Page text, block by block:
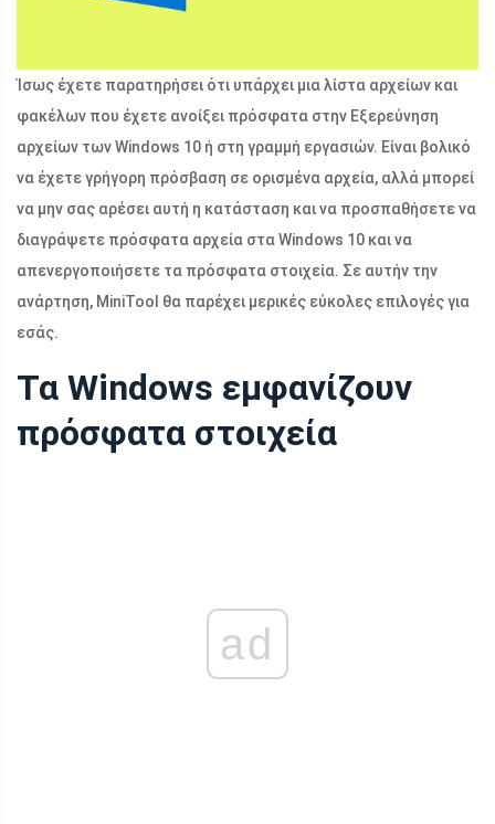
Ίσως έχετε παρατηρήσει ότι υπάρχει μια λίστα αρχείων και
φακέλων που έχετε ανοίξει πρόσφατα στην Εξερεύνηση
αρχείων των Windows 10 ή στη γραμμή εργασιών. Είναι βολικό
να έχετε γρήγορη πρόσβαση σε ορισμένα αρχεία, αλλά μπορεί
να μην σας αρέσει αυτή η κατάσταση και να προσπαθήσετε να
διαγράψετε πρόσφατα αρχεία στα Windows 10 και να
απενεργοποιήσετε τα πρόσφατα στοιχεία. Σε αυτήν την
ανάρτηση, MiniTool θα παρέχει μερικές εύκολες επιλογές για
εσάς.
Τα Windows εμφανίζουν
πρόσφατα στοιχεία
ad